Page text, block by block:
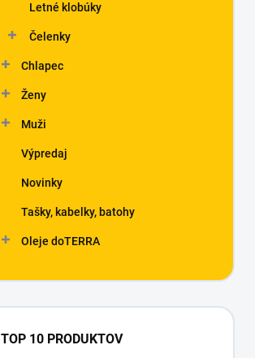
Letné klobúky
Čelenky
Chlapec
Ženy
Muži
Výpredaj
Novinky
Tašky, kabelky, batohy
Oleje doTERRA
TOP 10 PRODUKTOV